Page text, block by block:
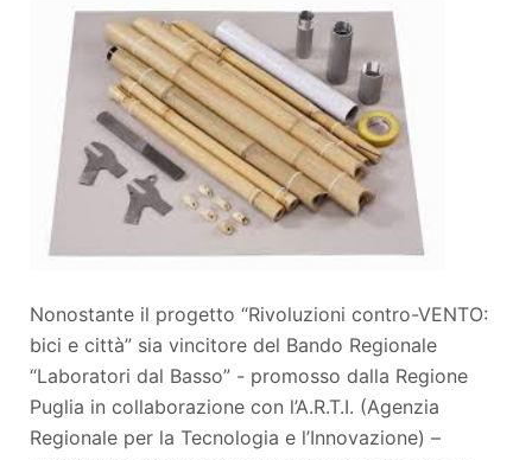
Nonostante il progetto “Rivoluzioni contro-VENTO:
bici e città” sia vincitore del Bando Regionale
“Laboratori dal Basso” - promosso dalla Regione
Puglia in collaborazione con l’A.R.T.I. (Agenzia
Regionale per la Tecnologia e l’Innovazione) –